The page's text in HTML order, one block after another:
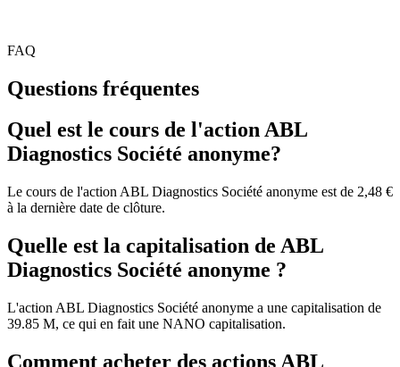
FAQ
Quel est le cours de l'action ABL
Diagnostics Société anonyme?
Le cours de l'action ABL Diagnostics Société anonyme est de 2,48 €